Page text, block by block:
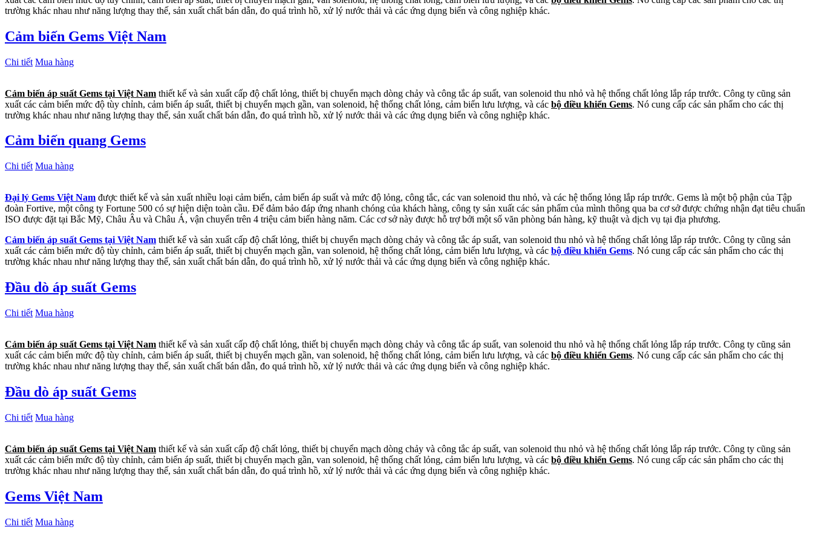
trường khác nhau như năng lượng thay thế, sản xuất chất bán dẫn, đo quá trình hồ, xử lý nước thải và các ứng dụng biển và công nghiệp khác.
Cảm biến Gems Việt Nam
Chi tiết Mua hàng
Cảm biến áp suất Gems tại Việt Nam thiết kế và sản xuất cấp độ chất lỏng, thiết bị chuyển mạch dòng chảy và công tắc áp suất, van solenoid thu nhỏ và hệ thống chất lỏng lắp ráp trước. Công ty cũng sản
xuất các cảm biến mức độ tùy chỉnh, cảm biến áp suất, thiết bị chuyển mạch gần, van solenoid, hệ thống chất lỏng, cảm biến lưu lượng, và các bộ điều khiển Gems. Nó cung cấp các sản phẩm cho các thị
trường khác nhau như năng lượng thay thế, sản xuất chất bán dẫn, đo quá trình hồ, xử lý nước thải và các ứng dụng biển và công nghiệp khác.
Cảm biến quang Gems
Chi tiết Mua hàng
Đại lý Gems Việt Nam được thiết kế và sản xuất nhiều loại cảm biến, cảm biến áp suất và mức độ lỏng, công tắc, các van solenoid thu nhỏ, và các hệ thống lỏng lắp ráp trước. Gems là một bộ phận của Tập
đoàn Fortive, một công ty Fortune 500 có sự hiện diện toàn cầu. Để đảm bảo đáp ứng nhanh chóng của khách hàng, công ty sản xuất các sản phẩm của mình thông qua ba cơ sở được chứng nhận đạt tiêu chuẩn
ISO được đặt tại Bắc Mỹ, Châu Âu và Châu Á, vận chuyển trên 4 triệu cảm biến hàng năm. Các cơ sở này được hỗ trợ bởi một số văn phòng bán hàng, kỹ thuật và dịch vụ tại địa phương.
Cảm biến áp suất Gems tại Việt Nam thiết kế và sản xuất cấp độ chất lỏng, thiết bị chuyển mạch dòng chảy và công tắc áp suất, van solenoid thu nhỏ và hệ thống chất lỏng lắp ráp trước. Công ty cũng sản
xuất các cảm biến mức độ tùy chỉnh, cảm biến áp suất, thiết bị chuyển mạch gần, van solenoid, hệ thống chất lỏng, cảm biến lưu lượng, và các bộ điều khiển Gems. Nó cung cấp các sản phẩm cho các thị
trường khác nhau như năng lượng thay thế, sản xuất chất bán dẫn, đo quá trình hồ, xử lý nước thải và các ứng dụng biển và công nghiệp khác.
Đầu dò áp suất Gems
Chi tiết Mua hàng
Cảm biến áp suất Gems tại Việt Nam thiết kế và sản xuất cấp độ chất lỏng, thiết bị chuyển mạch dòng chảy và công tắc áp suất, van solenoid thu nhỏ và hệ thống chất lỏng lắp ráp trước. Công ty cũng sản
xuất các cảm biến mức độ tùy chỉnh, cảm biến áp suất, thiết bị chuyển mạch gần, van solenoid, hệ thống chất lỏng, cảm biến lưu lượng, và các bộ điều khiển Gems. Nó cung cấp các sản phẩm cho các thị
trường khác nhau như năng lượng thay thế, sản xuất chất bán dẫn, đo quá trình hồ, xử lý nước thải và các ứng dụng biển và công nghiệp khác.
Đầu dò áp suất Gems
Chi tiết Mua hàng
Cảm biến áp suất Gems tại Việt Nam thiết kế và sản xuất cấp độ chất lỏng, thiết bị chuyển mạch dòng chảy và công tắc áp suất, van solenoid thu nhỏ và hệ thống chất lỏng lắp ráp trước. Công ty cũng sản
xuất các cảm biến mức độ tùy chỉnh, cảm biến áp suất, thiết bị chuyển mạch gần, van solenoid, hệ thống chất lỏng, cảm biến lưu lượng, và các bộ điều khiển Gems. Nó cung cấp các sản phẩm cho các thị
trường khác nhau như năng lượng thay thế, sản xuất chất bán dẫn, đo quá trình hồ, xử lý nước thải và các ứng dụng biển và công nghiệp khác.
Gems Việt Nam
Chi tiết Mua hàng